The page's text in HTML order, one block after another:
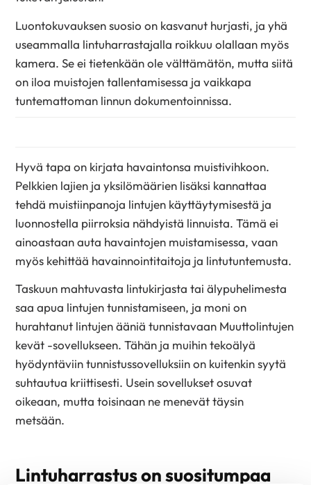
Luontokuvauksen suosio on kasvanut hurjasti, ja yhä
useammalla lintuharrastajalla roikkuu olallaan myös
kamera. Se ei tietenkään ole välttämätön, mutta siitä
on iloa muistojen tallentamisessa ja vaikkapa
tuntemattoman linnun dokumentoinnissa.
Hyvä tapa on kirjata havaintonsa muistivihkoon.
Pelkkien lajien ja yksilömäärien lisäksi kannattaa
tehdä muistiinpanoja lintujen käyttäytymisestä ja
luonnostella piirroksia nähdyistä linnuista. Tämä ei
ainoastaan auta havaintojen muistamisessa, vaan
myös kehittää havainnointitaitoja ja lintutuntemusta.
Taskuun mahtuvasta lintukirjasta tai älypuhelimesta
saa apua lintujen tunnistamiseen, ja moni on
hurahtanut lintujen ääniä tunnistavaan Muuttolintujen
kevät -sovellukseen. Tähän ja muihin tekoälyä
hyödyntäviin tunnistussovelluksiin on kuitenkin syytä
suhtautua kriittisesti. Usein sovellukset osuvat
oikeaan, mutta toisinaan ne menevät täysin
metsään.
Lintuharrastus on suositumpaa